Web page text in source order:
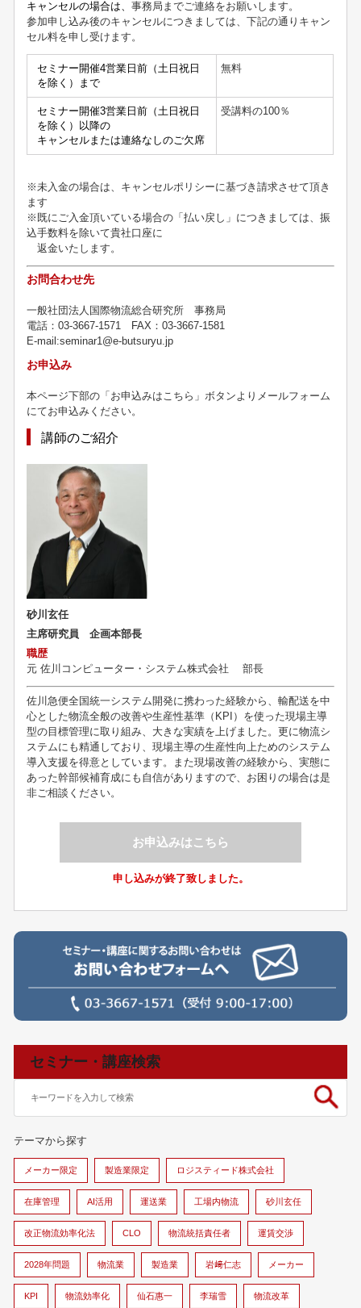
キャンセルの場合は、事務局までご連絡をお願いします。
参加申し込み後のキャンセルにつきましては、下記の通りキャン
セル料を申し受けます。
セミナー開催4営業日前（土日祝日
を除く）まで
無料
セミナー開催3営業日前（土日祝日
を除く）以降の
キャンセルまたは連絡なしのご欠席
受講料の100％
※未入金の場合は、キャンセルポリシーに基づき請求させて頂き
ます
※既にご入金頂いている場合の「払い戻し」につきましては、振
込手数料を除いて貴社口座に
返金いたします。
お問合わせ先
一般社団法人国際物流総合研究所 事務局
電話：03-3667-1571 FAX：03-3667-1581
E-mail:seminar1@e-butsuryu.jp
お申込み
本ページ下部の「お申込みはこちら」ボタンよりメールフォーム
にてお申込みください。
講師のご紹介
砂川玄任
主席研究員 企画本部長
職歴
元 佐川コンピューター・システム株式会社 部長
佐川急便全国統一システム開発に携わった経験から、輸配送を中
心とした物流全般の改善や生産性基準（KPI）を使った現場主導
型の目標管理に取り組み、大きな実績を上げました。更に物流シ
ステムにも精通しており、現場主導の生産性向上ためのシステム
導入支援を得意としています。また現場改善の経験から、実態に
あった幹部候補育成にも自信がありますので、お困りの場合は是
非ご相談ください。
お申込みはこちら
申し込みが終了致しました。
セミナー・講座検索
テーマから探す
メーカー限定 製造業限定 ロジスティード株式会社
在庫管理 AI活用 運送業 工場内物流 砂川玄任
改正物流効率化法 CLO 物流統括責任者 運賃交渉
2028年問題 物流業 製造業 岩﨑仁志 メーカー
KPI 物流効率化 仙石惠一 李瑞雪 物流改革